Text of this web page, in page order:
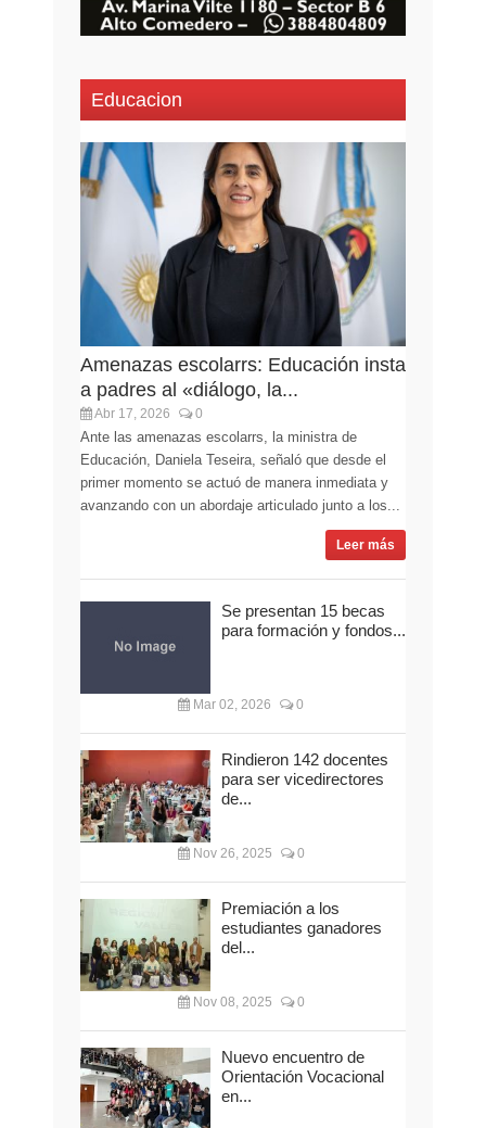
Educacion
Amenazas escolarrs: Educación insta
a padres al «diálogo, la...
Abr 17, 2026 0
Ante las amenazas escolarrs, la ministra de
Educación, Daniela Teseira, señaló que desde el
primer momento se actuó de manera inmediata y
avanzando con un abordaje articulado junto a los...
Leer más
Se presentan 15 becas
para formación y fondos...
Mar 02, 2026 0
Rindieron 142 docentes
para ser vicedirectores
de...
Nov 26, 2025 0
Premiación a los
estudiantes ganadores
del...
Nov 08, 2025 0
Nuevo encuentro de
Orientación Vocacional
en...